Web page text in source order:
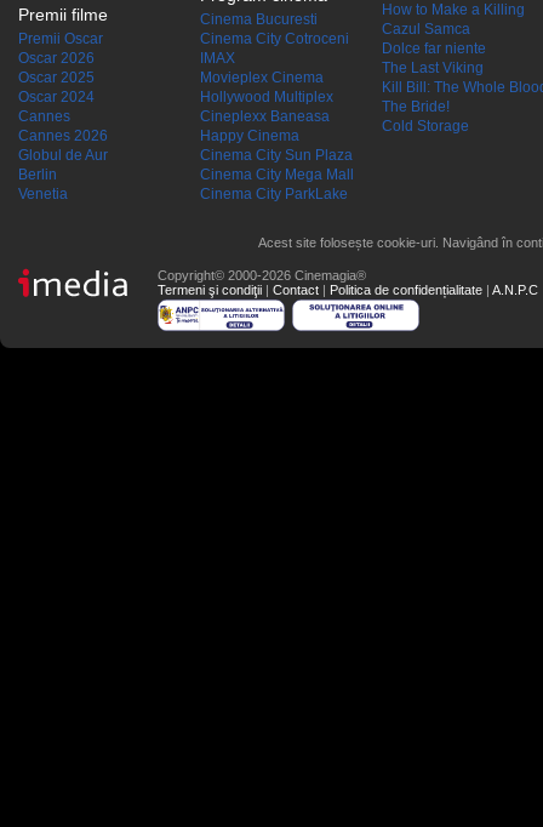
Premii filme
Premii Oscar
Oscar 2026
Oscar 2025
Oscar 2024
Cannes
Cannes 2026
Globul de Aur
Berlin
Venetia
Cinema Bucuresti
Cinema City Cotroceni
IMAX
Movieplex Cinema
Hollywood Multiplex
Cineplexx Baneasa
Happy Cinema
Cinema City Sun Plaza
Cinema City Mega Mall
Cinema City ParkLake
How to Make a Killing
Cazul Samca
Dolce far niente
The Last Viking
Kill Bill: The Whole
The Bride!
Cold Storage
Acest site folosește cookie-uri. Navigând în
Copyright© 2000-2026 Cinemagia®
Termeni şi condiţii | Contact | Politica de confidențialitate | A.N.P.C